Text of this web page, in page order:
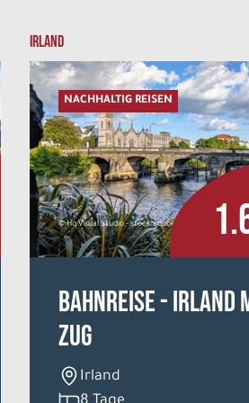
IRLAND
NACHHALTIG REISEN
© Hq Visual Studio - stock.adobe.com
Bahnreise - Irland
Zug
Irland